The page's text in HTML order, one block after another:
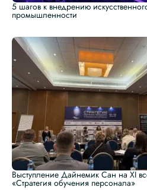
5 шагов к внедрению
промышленности
Выступление Дайнемик Сан на XI
«Стратегия обучения персонала»